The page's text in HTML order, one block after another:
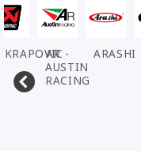
AR -
AUSTIN
RACING
ARASHI